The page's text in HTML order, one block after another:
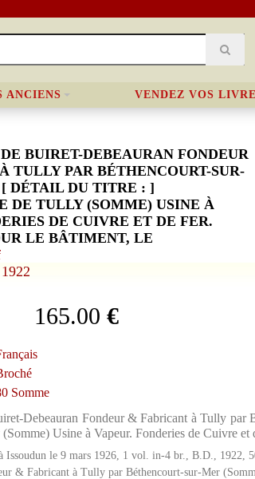
ANCIENS VENDEZ VOS
BUIRET-DEBEAURAN FONDEUR
TULLY PAR BÉTHENCOURT-SUR-
DÉTAIL DU TITRE : ]
DE TULLY (SOMME) USINE À
DE CUIVRE ET DE FER.
LE BÂTIMENT, LE
165.00 €
Somme
Debeauran Fondeur & Fabricant à Tully par
Usine à Vapeur. Fonderies de Cuivre
Issoudun le 9 mars 1926, 1 vol. in-4 br., B.D., 1922,
& Fabricant à Tully par Béthencourt-sur-Mer